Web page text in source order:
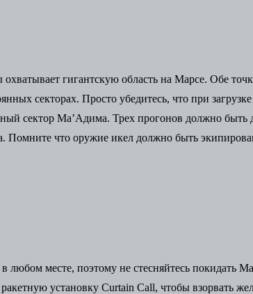
гигантскую область на Марсе. Обе
секторах. Просто убедитесь, что при
сектор Ма’Адима. Трех прогонов должно
Помните что оружие икел должно быть
месте, поэтому не стесняйтесь покидать
установку Curtain Call, чтобы взорвать